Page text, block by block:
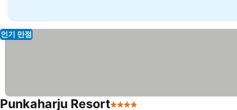
인기 만점
Punkaharju Resort